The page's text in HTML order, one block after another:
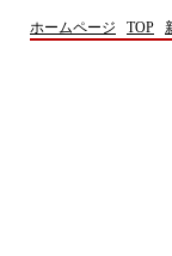
ホームページ TOP